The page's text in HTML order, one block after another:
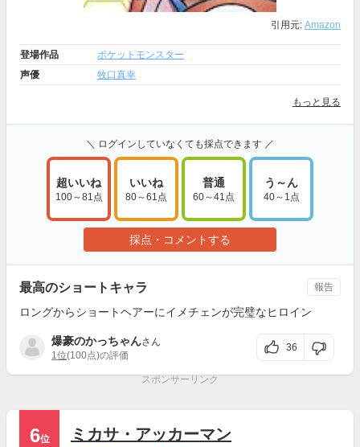
引用元: Amazon
登場作品
ポケットモンスター
声優
牧口真幸
もっと見る
＼ ログインしていなくても採点できます ／
超いいね
100～81点
いいね
80～61点
普通
60～41点
う～ん
40～1点
採点・コメントする
最高のショートキャラ
ロングからショートヘアーにイメチェンが完璧なヒロイン
爆豪のかっちゃんさん
1位(100点)の評価
36
報告
スポンサーリンク
6位
ミカサ・アッカーマン